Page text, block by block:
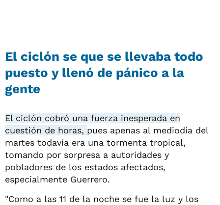
El ciclón se que se llevaba todo
puesto y llenó de pánico a la
gente
El ciclón cobró una fuerza inesperada en
cuestión de horas, pues apenas al mediodía del
martes todavía era una tormenta tropical,
tomando por sorpresa a autoridades y
pobladores de los estados afectados,
especialmente Guerrero.
"Como a las 11 de la noche se fue la luz y los